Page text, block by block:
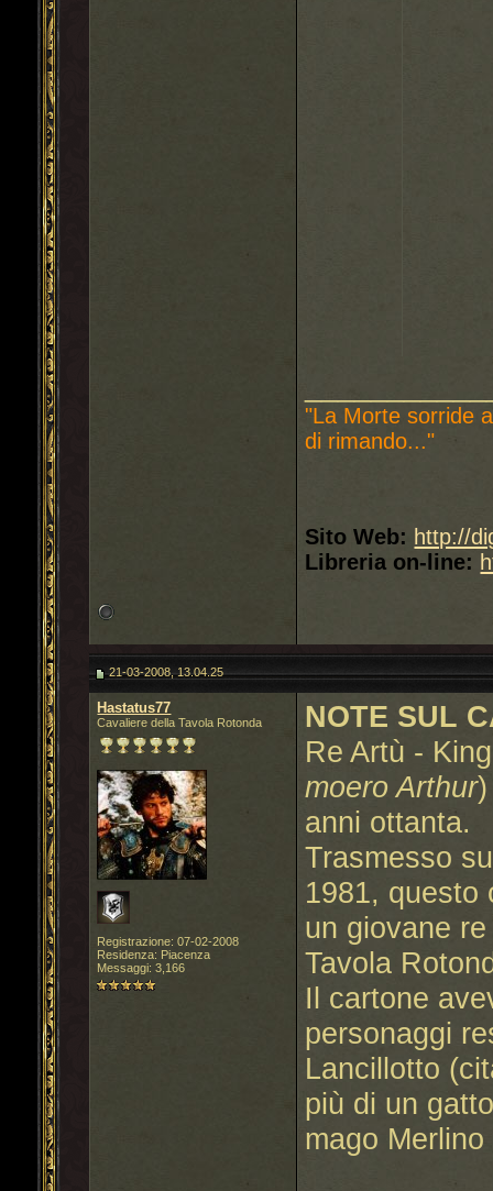
"La Morte sorride
di rimando..."
Sito Web: http://
Libreria on-line:
21-03-2008, 13.04.25
Hastatus77
Cavaliere della Tavola Rotonda
Registrazione: 07-02-2008
Residenza: Piacenza
Messaggi: 3,166
NOTE SUL
Re Artù -
moero Arthur
anni ottanta.
Trasmesso
1981, questo
un giovane
Tavola
Il cartone
personaggi
Lancillotto
più di un
mago